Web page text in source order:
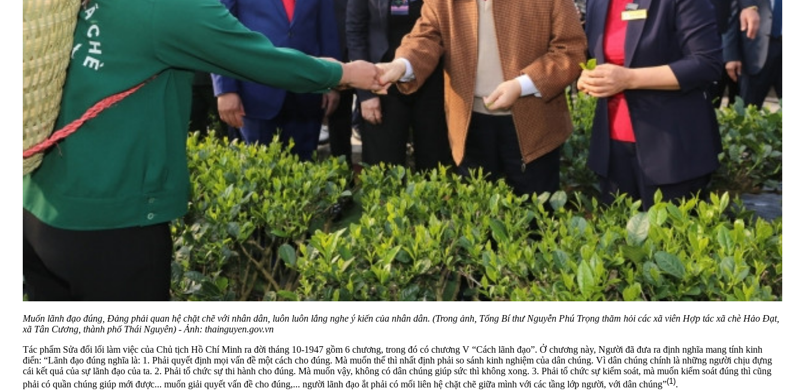
Muốn lãnh đạo đúng, Đảng phải quan hệ chặt chẽ với nhân dân, luôn luôn lắng nghe ý kiến của nhân dân. (Trong ảnh, Tổng Bí thư Nguyễn Phú Trọng thăm hỏi các xã viên Hợp tác xã chè Hảo Đạt,
xã Tân Cương, thành phố Thái Nguyên) - Ảnh: thainguyen.gov.vn
Tác phẩm Sửa đổi lối làm việc của Chủ tịch Hồ Chí Minh ra đời tháng 10-1947 gồm 6 chương, trong đó có chương V “Cách lãnh đạo”. Ở chương này, Người đã đưa ra định nghĩa mang tính kinh
điển: “Lãnh đạo đúng nghĩa là: 1. Phải quyết định mọi vấn đề một cách cho đúng. Mà muốn thế thì nhất định phải so sánh kinh nghiệm của dân chúng. Vì dân chúng chính là những người chịu đựng
cái kết quả của sự lãnh đạo của ta. 2. Phải tổ chức sự thi hành cho đúng. Mà muốn vậy, không có dân chúng giúp sức thì không xong. 3. Phải tổ chức sự kiểm soát, mà muốn kiểm soát đúng thì cũng
phải có quần chúng giúp mới được... muốn giải quyết vấn đề cho đúng,... người lãnh đạo ắt phải có mối liên hệ chặt chẽ giữa mình với các tầng lớp người, với dân chúng”(1).